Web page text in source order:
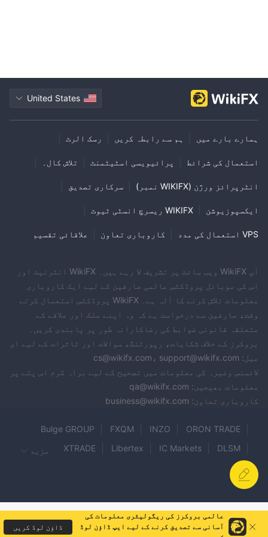
United States
ہمارے بارے میں ہم سے رابطہ کریں رسک الرٹ
استعمال کی شرائط پرائیویسی اسٹیٹمنٹ تلاش کال۔
انٹرپرائز ورژن (WIKIFX نمبر) سرکاری تصدیق
ایکسپوزیوشن WIKIFX ریسرچ انسٹی ٹیوٹ
VPS استعمال کی مدد کاروباری تعاون علاقائی تقسیم
آپ WikiFX ویب سائٹ پر تشریف لا رہے ہیں۔ WikiFX انٹرنیٹ اور
اس کی موبائل پروڈکٹس عالمی صارفین کے لیے ایک کاروباری
معلومات تلاش کرنے کا آلہ ہے۔ WikiFX پروڈکٹس استعمال کرتے
وقت، صارفین سے درخواست ہے کہ وہ اپنے ملک اور علاقے کے
متعلقہ قانونی ضوابط کی رضاکارانہ طور پر پابندی کریں۔
بروکرز کے خلاف شکایات، رپورٹنگ، سوالات اور تاثرات کے لیے ای
میل: cs@wikifx.com، support@wikifx.com
لائسنس وغیرہ کی معلومات میں تصحیح کے لیے براہ کرم اس پتے پر
معلومات بھیجیں: qa@wikifx.com
کاروباری تعاون: business@wikifx.com
ORON TRADE
INZO
FXQM
Bulge GROUP
DLSM
IC Markets
Libertex
XTRADE
SOUQ CAPITAL
InvesaCapital
Victory International Futures
Best Trader
NOBLE CREST SIGNALS
EPIC FX TRADES
مزید
عالمی بروکرز کی ریگولیٹری معلومات کی
آسانی سے تصدیق کرنے کے لیے ایپ ڈاؤن لوڈ
ڈاؤن لوڈ کریں